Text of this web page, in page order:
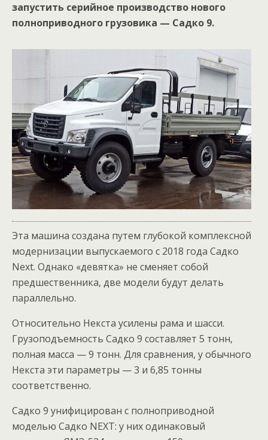
запустить серийное производство нового
полноприводного грузовика — Садко 9.
Эта машина создана путем глубокой комплексной
модернизации выпускаемого с 2018 года Садко
Next. Однако «девятка» не сменяет собой
предшественника, две модели будут делать
параллельно.
Относительно Некста усилены рама и шасси.
Грузоподъемность Садко 9 составляет 5 тонн,
полная масса — 9 тонн. Для сравнения, у обычного
Некста эти параметры — 3 и 6,85 тонны
соответственно.
Садко 9 унифицирован с полноприводной
моделью Садко NEXT: у них одинаковый